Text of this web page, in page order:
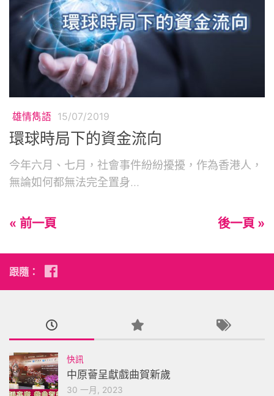
雄情雋語 15/07/2019
環球時局下的資金流向
今年六月、七月，社會事件紛紛擾擾，作為香港人，
無論如何都無法完全置身...
« 前一頁 後一頁 »
跟隨：
快訊
中原薈呈獻戲曲賀新歲
30 一月, 2023